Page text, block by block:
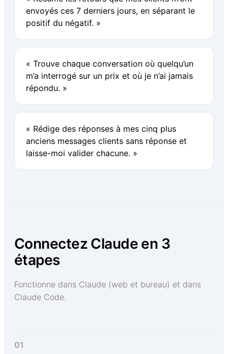
envoyés ces 7 derniers jours, en séparant le
positif du négatif. »
« Trouve chaque conversation où quelqu’un
m’a interrogé sur un prix et où je n’ai jamais
répondu. »
« Rédige des réponses à mes cinq plus
anciens messages clients sans réponse et
laisse-moi valider chacune. »
Connectez Claude en 3
étapes
Fonctionne dans Claude (web et bureau) et dans
Claude Code.
01